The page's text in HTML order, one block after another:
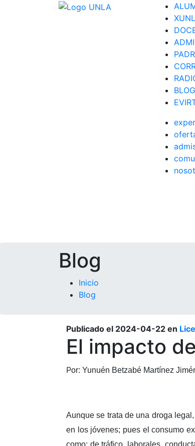
Blog
Inicio
Blog
Publicado el 2024-04-22 en
El impacto
Por: Yunuén Betzabé Martínez
Aunque se trata de una droga
en los jóvenes; pues el consumo
como: de tráfico, laborales,